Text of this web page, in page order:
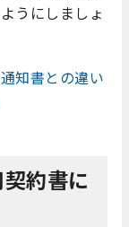
うにしましょ
知書との違い
約書に